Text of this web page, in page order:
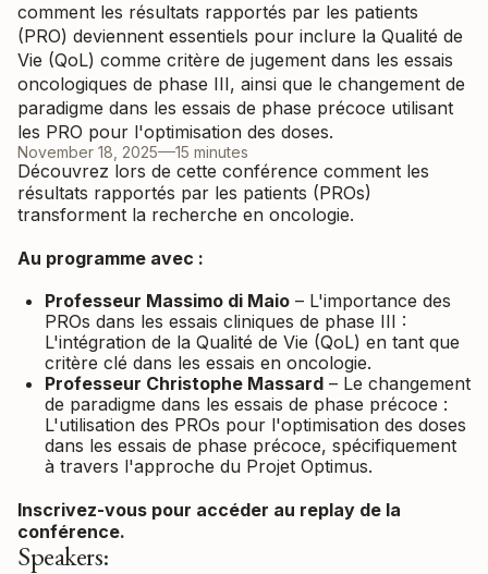
comment les résultats rapportés par les patients
(PRO) deviennent essentiels pour inclure la Qualité de
Vie (QoL) comme critère de jugement dans les essais
oncologiques de phase III, ainsi que le changement de
paradigme dans les essais de phase précoce utilisant
les PRO pour l'optimisation des doses.
November 18, 2025 15 minutes
Découvrez lors de cette conférence comment les
résultats rapportés par les patients (PROs)
transforment la recherche en oncologie.
Au programme avec :
Professeur Massimo di Maio – L'importance des
PROs dans les essais cliniques de phase III :
L'intégration de la Qualité de Vie (QoL) en tant que
critère clé dans les essais en oncologie.
Professeur Christophe Massard – Le changement
de paradigme dans les essais de phase précoce :
L'utilisation des PROs pour l'optimisation des doses
dans les essais de phase précoce, spécifiquement
à travers l'approche du Projet Optimus.
Inscrivez-vous pour accéder au replay de la
conférence.
Speakers: